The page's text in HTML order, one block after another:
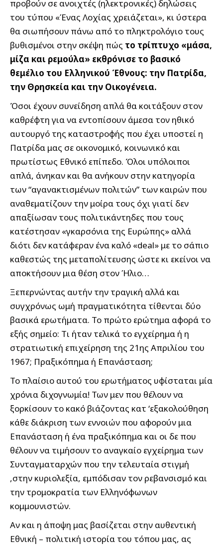
προβούν σε ανοιχτές (ηλεκτρονικές) δηλώσεις
του τύπου «Ένας Λοχίας χρειάζεται», κι ύστερα
θα σιωπήσουν πάνω από το πληκτρολόγιο τους
βυθισμένοι στην σκέψη πώς το τρίπτυχο «μάσα,
μίζα και ρεμούλα» εκθρόνισε το βασικό
θεμέλιο του Ελληνικού Έθνους: την Πατρίδα,
την Θρησκεία και την Οικογένεια.
Όσοι έχουν συνείδηση απλά θα κοιτάξουν στον
καθρέφτη για να εντοπίσουν άμεσα τον ηθικό
αυτουργό της καταστροφής που έχει υποστεί η
Πατρίδα μας σε οικονομικό, κοινωνικό και
πρωτίστως Εθνικό επίπεδο. Όλοι υπόλοιποι
απλά, άνηκαν και θα ανήκουν στην κατηγορία
των “αγανακτισμένων πολιτών” των καιρών που
αναθεματίζουν την μοίρα τους όχι γιατί δεν
απαξίωσαν τους πολιτικάντηδες που τους
κατέστησαν «γκαρσόνια της Ευρώπης» αλλά
διότι δεν κατάφεραν ένα καλό «deal» με το σάπιο
καθεστώς της μεταπολίτευσης ώστε κι εκείνοι να
αποκτήσουν μια θέση στον Ήλιο…
Ξεπερνώντας αυτήν την τραγική αλλά και
συγχρόνως ωμή πραγματικότητα τίθενται δύο
βασικά ερωτήματα. Το πρώτο ερώτημα αφορά το
εξής σημείο: Tι ήταν τελικά το εγχείρημα ή η
στρατιωτική επιχείρηση της 21ης Απριλίου του
1967; Πραξικόπημα ή Επανάσταση;
Το πλαίσιο αυτού του ερωτήματος υφίσταται μία
χρόνια διχογνωμία! Των μεν που θέλουν να
ξορκίσουν το κακό βιάζοντας κατ ‘εξακολούθηση
κάθε διάκριση των εννοιών που αφορούν μια
Επανάσταση ή ένα πραξικόπημα και οι δε που
θέλουν να τιμήσουν το αναγκαίο εγχείρημα των
Συνταγματαρχών που την τελευταία στιγμή
,στην κυριολεξία, εμπόδισαν τον ρεβανσισμό και
την τρομοκρατία των Ελληνόφωνων
κομμουνιστών.
Αν και η άποψη μας βασίζεται στην αυθεντική
Εθνική – πολιτική ιστορία του τόπου μας, ας